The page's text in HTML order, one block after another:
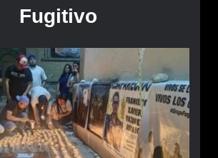
Fugitivo